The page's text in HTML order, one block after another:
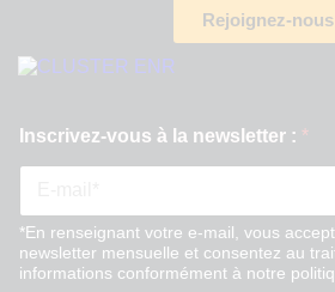
Rejoignez-nous
n
s
i
v
e
Inscrivez-vous à la newsletter : *
*En renseignant votre e-mail, vous
newsletter mensuelle et consentez au
informations conformément à notre